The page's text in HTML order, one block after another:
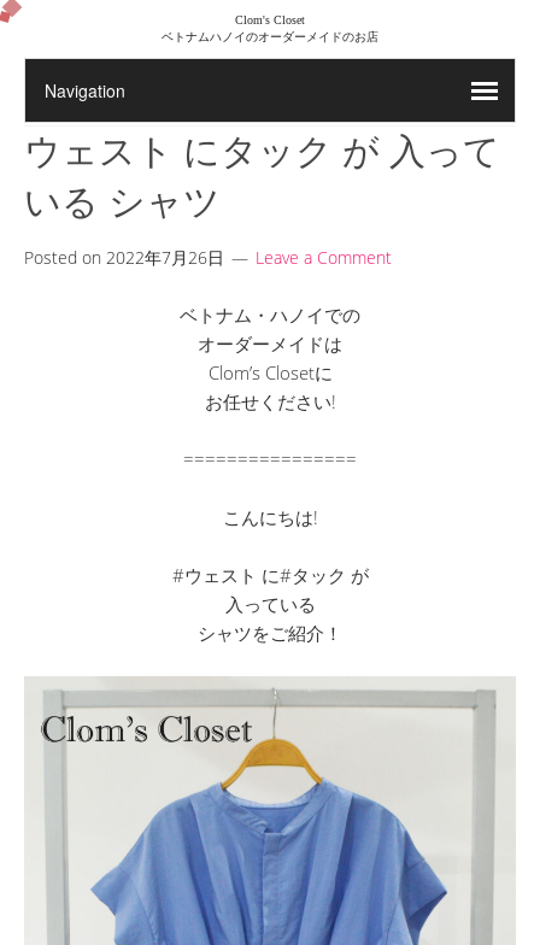
Clom's Closet
ベトナムハノイのオーダーメイドのお店
ウェスト にタック が 入って
いる シャツ
Posted on 2022年7月26日 Leave a Comment
ベトナム・ハノイでの
オーダーメイドは
Clom’s Closetに
お任せください!
================
こんにちは!
#ウェスト に#タック が
入っている
シャツをご紹介！